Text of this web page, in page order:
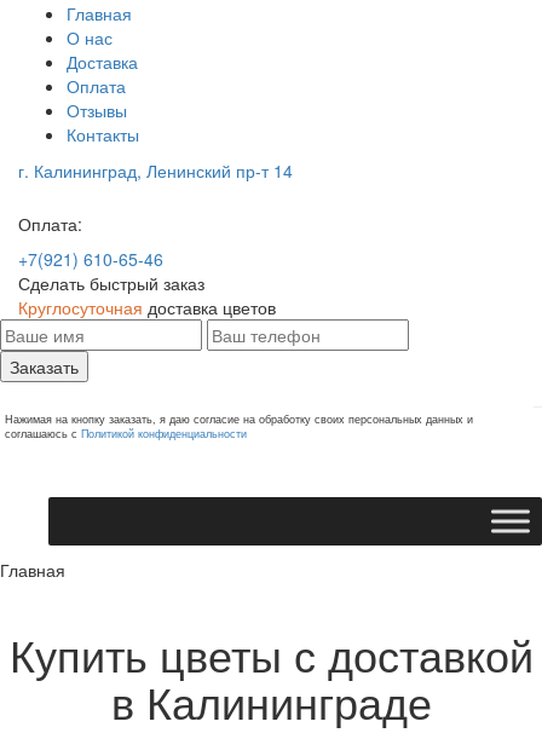
Главная
О нас
Доставка
Оплата
Отзывы
Контакты
г. Калининград, Ленинский пр-т 14
Оплата:
+7(921) 610-65-46
Сделать быстрый заказ
Круглосуточная доставка цветов
Заказать
Нажимая на кнопку заказать, я даю согласие на обработку своих персональных данных и
соглашаюсь с Политикой конфиденциальности
Главная
Купить цветы с доставкой
в Калининграде